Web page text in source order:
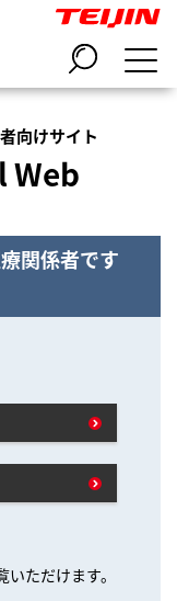
向けサイト
Web
関係者です
ただけます。